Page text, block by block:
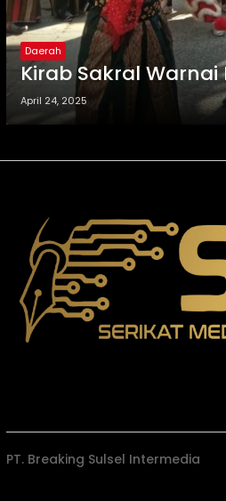
Daerah
Kirab Sakral
April 24, 2025
PT. Breaking Sulsel Intermedia